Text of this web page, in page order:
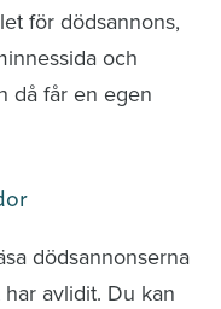
för dödsannons,
och
då får en egen
dödsannonserna
avlidit. Du kan